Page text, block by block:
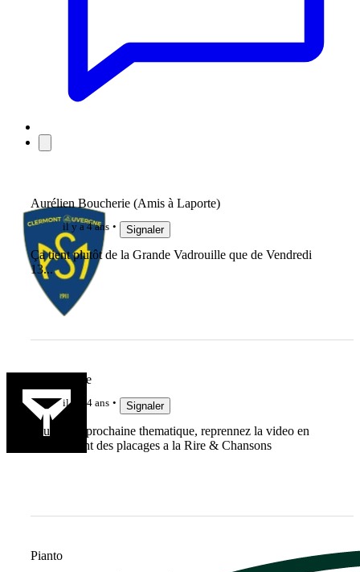
Aurélien Boucherie (Amis à Laporte)
il y a 4 ans Signaler
Ça tient plutôt de la Grande Vadrouille que de Vendredi
13...
LaGuiguille
il y a 4 ans Signaler
pour votre prochaine thematique, reprennez la video en
mentionnant des placages a la Rire & Chansons
Pianto